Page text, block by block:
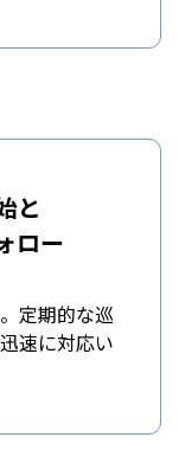
と
ロー
定期的な巡
速に対応い